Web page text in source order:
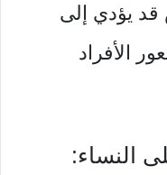
يؤدي إلى
الأفراد
النساء: